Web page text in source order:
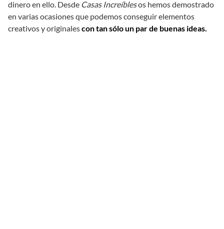
dinero en ello. Desde Casas Increíblesos hemos demostrado
en varias ocasiones que podemos conseguir elementos
creativos y originalescon tan sólo un par de buenas ideas.